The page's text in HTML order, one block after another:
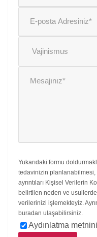
Yukarıdaki formu
tedavinizin
ayrıntıları Kişisel Verilerin
belirtilen neden ve usullerde
verilerinizi işlemekteyiz.
buradan ulaşabilirsiniz.
Aydınlatma